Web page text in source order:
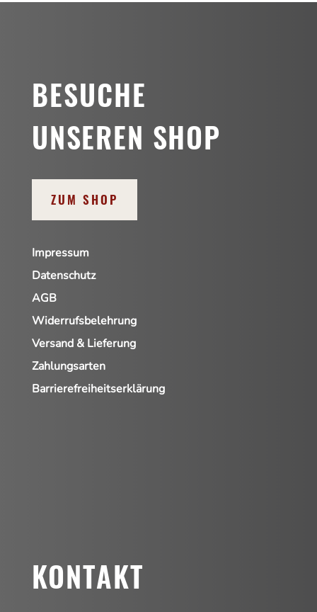
BESUCHE
UNSEREN SHOP
ZUM SHOP
Impressum
Datenschutz
AGB
Widerrufsbelehrung
Versand & Lieferung
Zahlungsarten
Barrierefreiheitserklärung
KONTAKT